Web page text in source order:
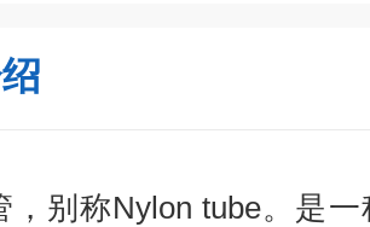
，别称Nylon tube。是